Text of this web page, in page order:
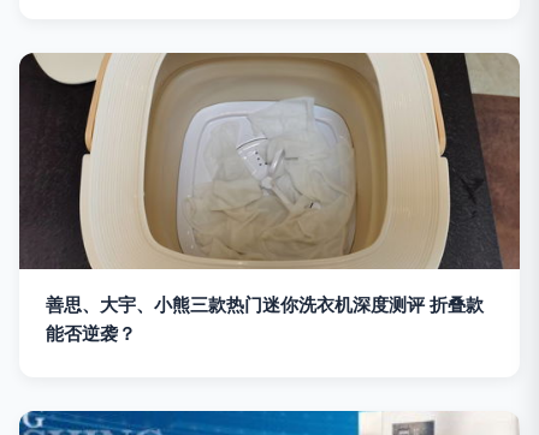
善思、大宇、小熊三款热门迷你洗衣机深度测评 折叠款
能否逆袭？